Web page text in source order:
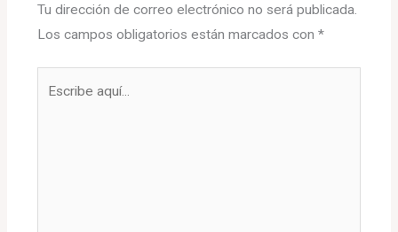
Tu dirección de correo electrónico no será publicada.
Los campos obligatorios están marcados con *